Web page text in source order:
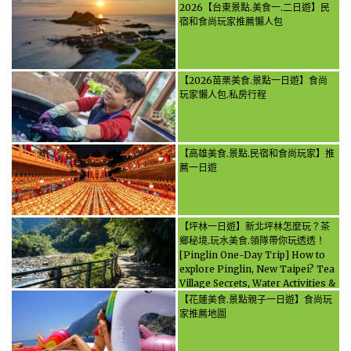
2026【台東景點.美食一.二日遊】民
宿和食尚玩家推薦懶人包
【2026苗栗美食.景點一日遊】食尚
玩家懶人包.私房行程
【高雄美食.景點.民宿和食尚玩家】推
薦一日遊
【坪林一日遊】新北坪林怎麼玩？茶
鄉秘境.玩水美食.領隊帶你玩透透！
[Pinglin One-Day Trip] How to
explore Pinglin, New Taipei? Tea
Village Secrets, Water Activities &
Food, Let the guide take you
through it all!
【花蓮美食.景點親子一日遊】食尚玩
家推薦地圖